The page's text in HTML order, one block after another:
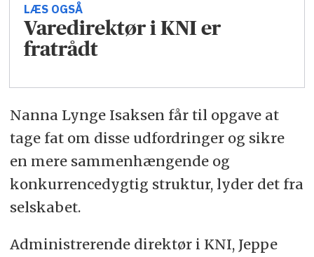
LÆS OGSÅ
Varedirektør i KNI er
fratrådt
Nanna Lynge Isaksen får til opgave at
tage fat om disse udfordringer og sikre
en mere sammenhængende og
konkurrencedygtig struktur, lyder det fra
selskabet.
Administrerende direktør i KNI, Jeppe